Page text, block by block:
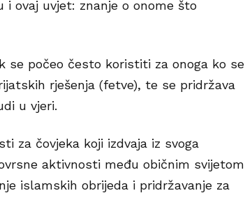
ovaj uvjet: znanje o onome što
se počeo često koristiti za onoga ko se
rješenja (fetve), te se pridržava
u vjeri.
za čovjeka koji izdvaja iz svoga
aktivnosti među običnim svijetom
islamskih obrijeda i pridržavanje za